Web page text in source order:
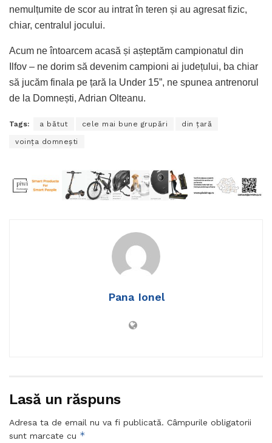
nemulțumite de scor au intrat în teren și au agresat fizic,
chiar, centralul jocului.
Acum ne întoarcem acasă și așteptăm campionatul din
Ilfov – ne dorim să devenim campioni ai județului, ba chiar
să jucăm finala pe țară la Under 15”, ne spunea antrenorul
de la Domnești, Adrian Olteanu.
Tags: a bătut cele mai bune grupări din țară
voința domnești
Pana Ionel
Lasă un răspuns
Adresa ta de email nu va fi publicată. Câmpurile obligatorii
sunt marcate cu *